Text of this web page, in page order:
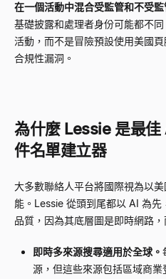
在一個活動中混合受監管和不受監
基礎披露和處理者身份可能都不
活動，而不是冒險預設使用美國
合規性漏洞。
為什麼 Lessie 是最
件名單建立器
大多數聯絡人平台將國際視為以
能。Lessie 從頭到尾都以 AI 為
品質，因為其底層圖是即時網路
即時多來源搜尋適用於全球。
源，但這些來源包括區域商